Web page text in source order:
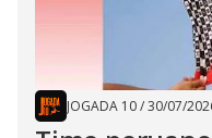
JOGADA 10/30/07/